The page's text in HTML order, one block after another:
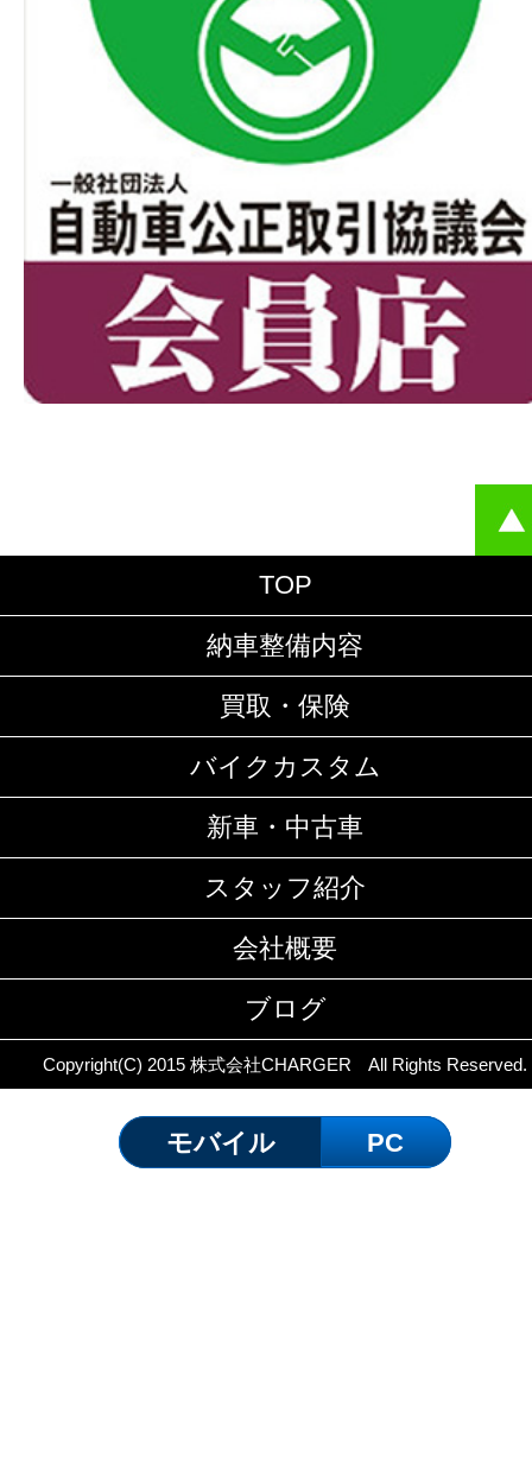
TOP
納車整備内容
買取・保険
バイクカスタム
新車・中古車
スタッフ紹介
会社概要
ブログ
Copyright(C) 2015 株式会社CHARGER All Rights Reserved.
モバイル PC